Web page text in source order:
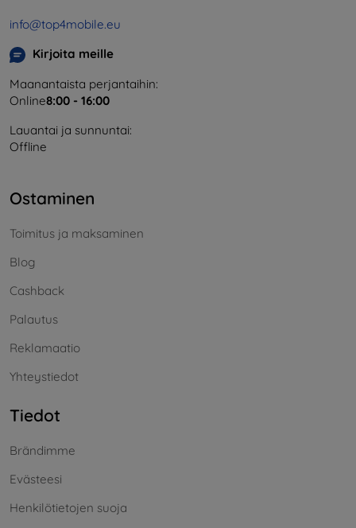
info@top4mobile.eu
Kirjoita meille
Maanantaista perjantaihin:
Online8:00 - 16:00
Lauantai ja sunnuntai:
Offline
Ostaminen
Toimitus ja maksaminen
Blog
Cashback
Palautus
Reklamaatio
Yhteystiedot
Tiedot
Brändimme
Evästeesi
Henkilötietojen suoja